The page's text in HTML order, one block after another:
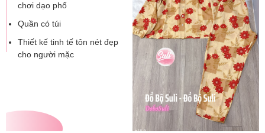
chơi dạo phố
Quần có túi
Thiết kế tinh tế tôn nét đẹp
cho người mặc